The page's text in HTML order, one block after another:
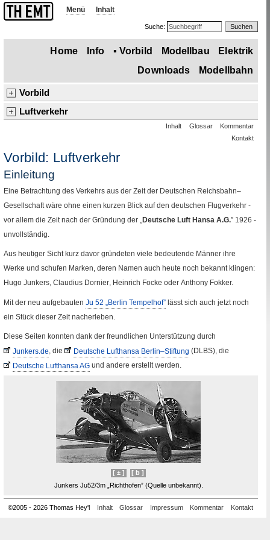
Menü Inhalt
Suche:
Home Info ▪ Vorbild Modellbau
Elektrik
Downloads
Modellbahn
Vorbild
Dampflok Wagen
Sonstiges
Luftverkehr
Deutsche Luft Hansa Flugverkehr Hersteller
Inhalt Glossar
Kommentar
Kontakt
Vorbild: Luftverkehr
Einleitung
Eine Betrachtung des Verkehrs aus der Zeit der Deutschen Reichsbahn–
Gesellschaft wäre ohne einen kurzen Blick auf den deutschen Flugverkehr -
vor allem die Zeit nach der Gründung der „Deutsche Luft Hansa A.G.” 1926 -
unvollständig.
Aus heutiger Sicht kurz davor gründeten viele bedeutende Männer ihre
Werke und schufen Marken, deren Namen auch heute noch bekannt klingen:
Hugo Junkers, Claudius Dornier, Heinrich Focke oder Anthony Fokker.
Mit der neu aufgebauten Ju 52 „Berlin Tempelhof” lässt sich auch jetzt noch
ein Stück dieser Zeit nacherleben.
Diese Seiten konnten dank der freundlichen Unterstützung durch
Fremde Seite
Junkers. de, die Fremde Seite
Deutsche Lufthansa Berlin–Stiftung (DLBS), die
Fremde Seite
Deutsche Lufthansa AG und andere erstellt werden.
[ ± ]
[ b ]
Junkers Ju52/3m„Richthofen” (Quelle unbekannt).
©2005- 2026 Thomas Hey'l Inhalt Glossar Impressum Kommentar Kontakt